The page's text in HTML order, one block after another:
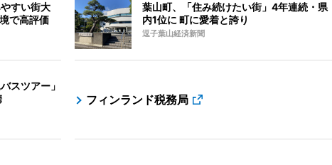
すい街大
で高評価
葉山町、「住み続けたい街」4年連続・県
内1位に 町に愛着と誇り
逗子葉山経済新聞
スツアー」
フィンランド税務局